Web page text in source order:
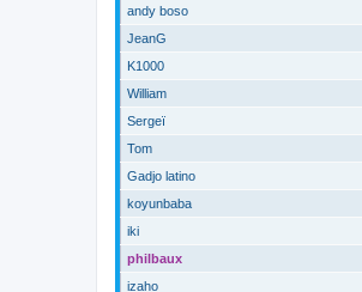
andy boso
JeanG
K1000
William
Sergeï
Tom
Gadjo latino
koyunbaba
iki
philbaux
izaho